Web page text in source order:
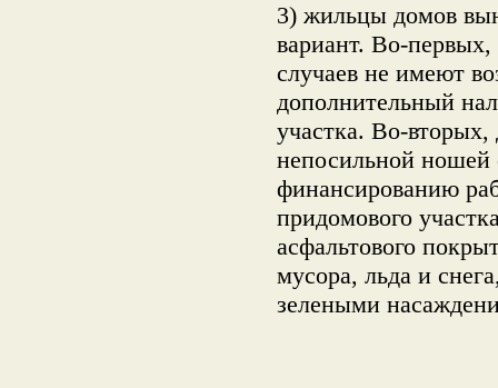
3) жильцы домов
вариант. Во-
случаев не имеют
дополнительный
участка. Во-
непосильной ношей
финансированию
придомового
асфальтового
мусора, льда и
зелеными